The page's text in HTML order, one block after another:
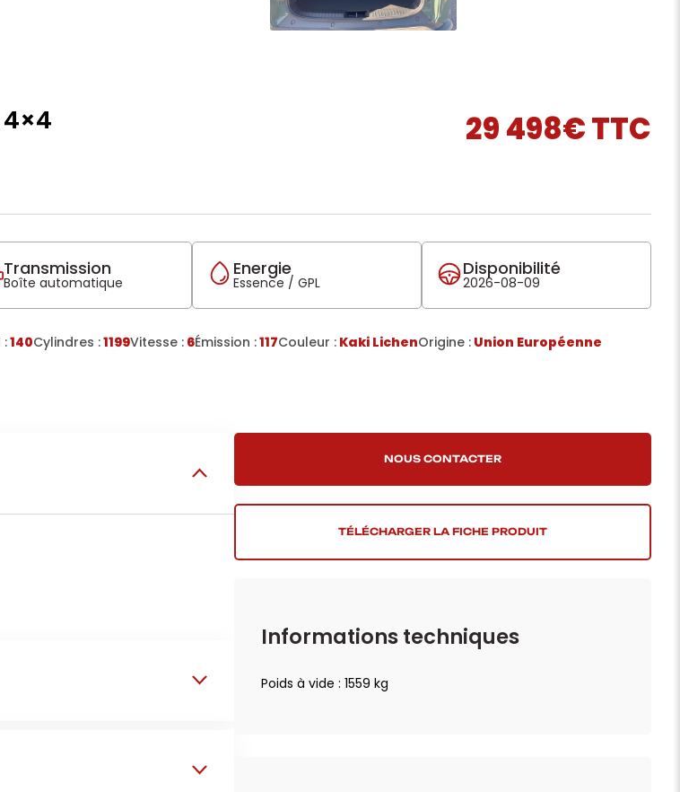
29 498€ TTC
Transmission
Boîte automatique
Energie
Essence / GPL
Disponibilité
2026-08-09
:140Cylindres :1199Vitesse : 6Émission :117Couleur : Kaki LichenOrigine : Union Européenne
TÉLÉCHARGER LA FICHE PRODUIT
Informations techniques
Poids à vide : 1559 kg